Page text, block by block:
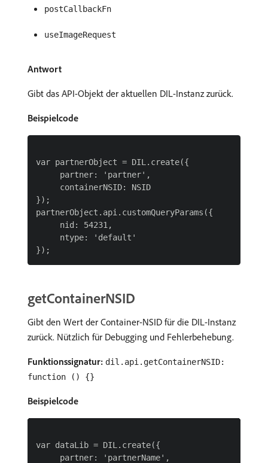
postCallbackFn
useImageRequest
Antwort
Gibt das API-Objekt der aktuellen DIL-Instanz zurück.
Beispielcode
var partnerObject = DIL.create({
     partner: 'partner',
     containerNSID: NSID
});
partnerObject.api.customQueryParams({
     nid: 54231,
     ntype: 'default'
getContainerNSID
Gibt den Wert der Container-NSID für die DIL-Instanz
zurück. Nützlich für Debugging und Fehlerbehebung.
Funktionssignatur: dil.api.getContainerNSID:
function () {}
Beispielcode
var dataLib = DIL.create({
     partner: 'partnerName',